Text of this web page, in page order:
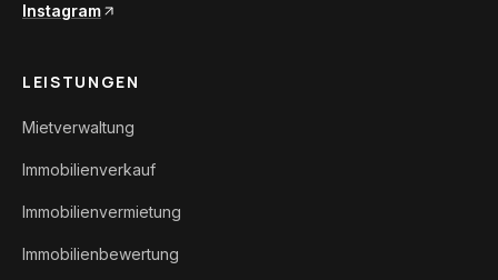
Instagram
(externe Website, öffnet in neuem Tab)
LEISTUNGEN
Mietverwaltung
Immobilienverkauf
Immobilienvermietung
Immobilienbewertung